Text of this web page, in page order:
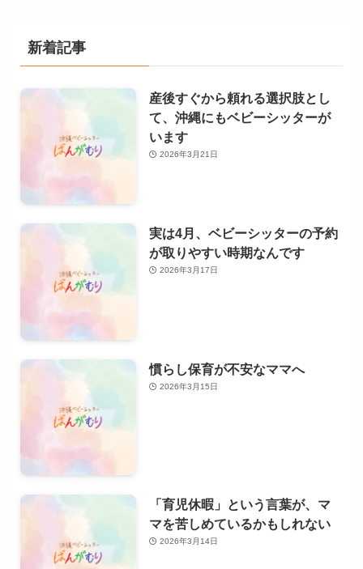
新着記事
産後すぐから頼れる選択肢とし
て、沖縄にもベビーシッターが
います
2026年3月21日
実は4月、ベビーシッターの予約
が取りやすい時期なんです
2026年3月17日
慣らし保育が不安なママへ
2026年3月15日
「育児休暇」という言葉が、マ
マを苦しめているかもしれない
2026年3月14日